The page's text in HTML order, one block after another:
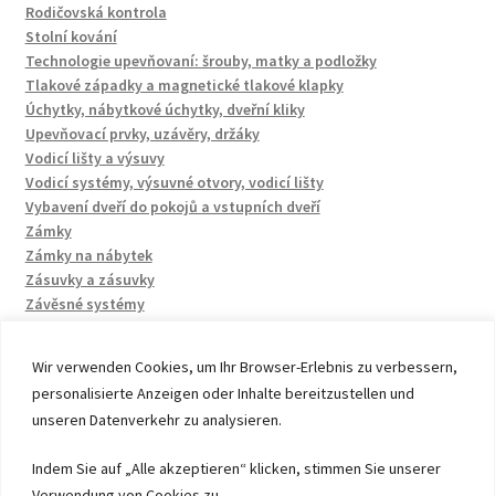
Wir verwenden Cookies, um Ihr Browser-Erlebnis zu verbessern,
personalisierte Anzeigen oder Inhalte bereitzustellen und
unseren Datenverkehr zu analysieren.
Indem Sie auf „Alle akzeptieren“ klicken, stimmen Sie unserer
Rodičovská kontrola
Stolní kování
Technologie upevňovaní: šrouby, matky a podložky
Tlakové západky a magnetické tlakové klapky
Úchytky, nábytkové úchytky, dveřní kliky
Upevňovací prvky, uzávěry, držáky
Vodicí lišty a výsuvy
Vodicí systémy, výsuvné otvory, vodicí lišty
Vybavení dveří do pokojů a vstupních dveří
Zámky
Zámky na nábytek
Zásuvky a zásuvky
Závěsné systémy
© 2026 by UMAXO Germany, member of the ERUON Group.
High quality Fittings, mechanical Components and